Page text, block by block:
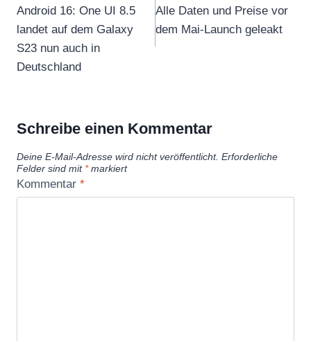
Android 16: One UI 8.5
landet auf dem Galaxy
S23 nun auch in
Deutschland
Alle Daten und Preise vor
dem Mai-Launch geleakt
Schreibe einen Kommentar
Deine E-Mail-Adresse wird nicht veröffentlicht. Erforderliche
Felder sind mit *markiert
Kommentar *